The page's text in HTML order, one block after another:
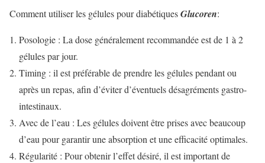
Comment utiliser les gélules pour diabétiquesGlucoren:
Posologie : La dose généralement recommandée est de 1 à 2
gélules par jour.
Timing : il est préférable de prendre les gélules pendant ou
après un repas, afin d’éviter d’éventuels désagréments gastro-
intestinaux.
Avec de l’eau : Les gélules doivent être prises avec beaucoup
d’eau pour garantir une absorption et une efficacité optimales.
Régularité : Pour obtenir l’effet désiré, il est important de